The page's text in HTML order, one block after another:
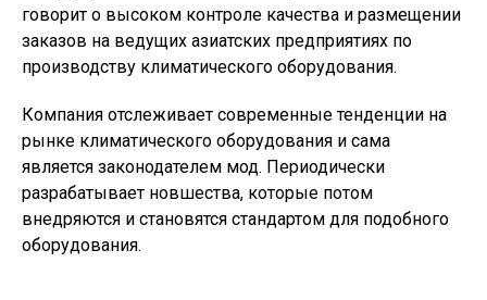
говорит о высоком контроле качества и размещении
заказов на ведущих азиатских предприятиях по
производству климатического оборудования.
Компания отслеживает современные тенденции на
рынке климатического оборудования и сама
является законодателем мод. Периодически
разрабатывает новшества, которые потом
внедряются и становятся стандартом для подобного
оборудования.